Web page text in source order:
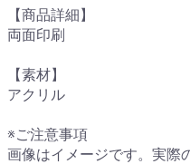
【商品詳細】
両面印刷
【素材】
アクリル
※ご注意事項
画像はイメージです。実際